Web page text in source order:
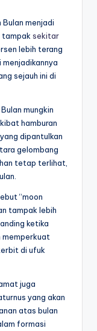
menjadi
tampak sekitar
lebih terang
menjadikannya
sejauh ini di
mungkin
hamburan
dipantulkan
gelombang
tetap terlihat,
“moon
tampak lebih
ketika
memperkuat
di ufuk
juga
yang akan
atas bulan
formasi